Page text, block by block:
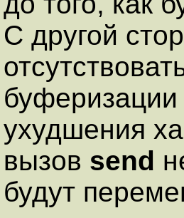
С другой
ухудшения
вызов send
будут